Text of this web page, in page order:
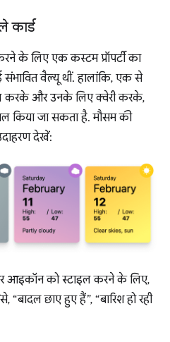
कार्ड
के लिए एक कस्टम प्रॉपर्टी का
वैल्यू थीं. हालांकि, एक से
करके और उनके लिए क्वेरी करके,
जा सकता है. मौसम की
देखें:
आइकॉन को स्टाइल करने के लिए,
छाए हुए हैं”, “बारिश हो रही